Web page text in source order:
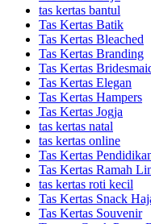
tas kertas bantul
Tas Kertas Batik
Tas Kertas Bleached
Tas Kertas Branding
Tas Kertas
Tas Kertas Elegan
Tas Kertas Hampers
Tas Kertas Jogja
tas kertas natal
tas kertas online
Tas Kertas
Tas Kertas Ramah
tas kertas roti kecil
Tas Kertas Snack
Tas Kertas Souvenir